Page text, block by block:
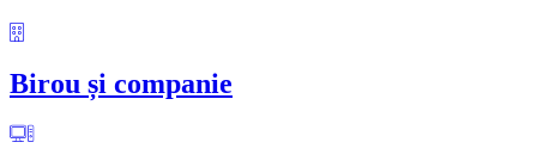
Birou și companie